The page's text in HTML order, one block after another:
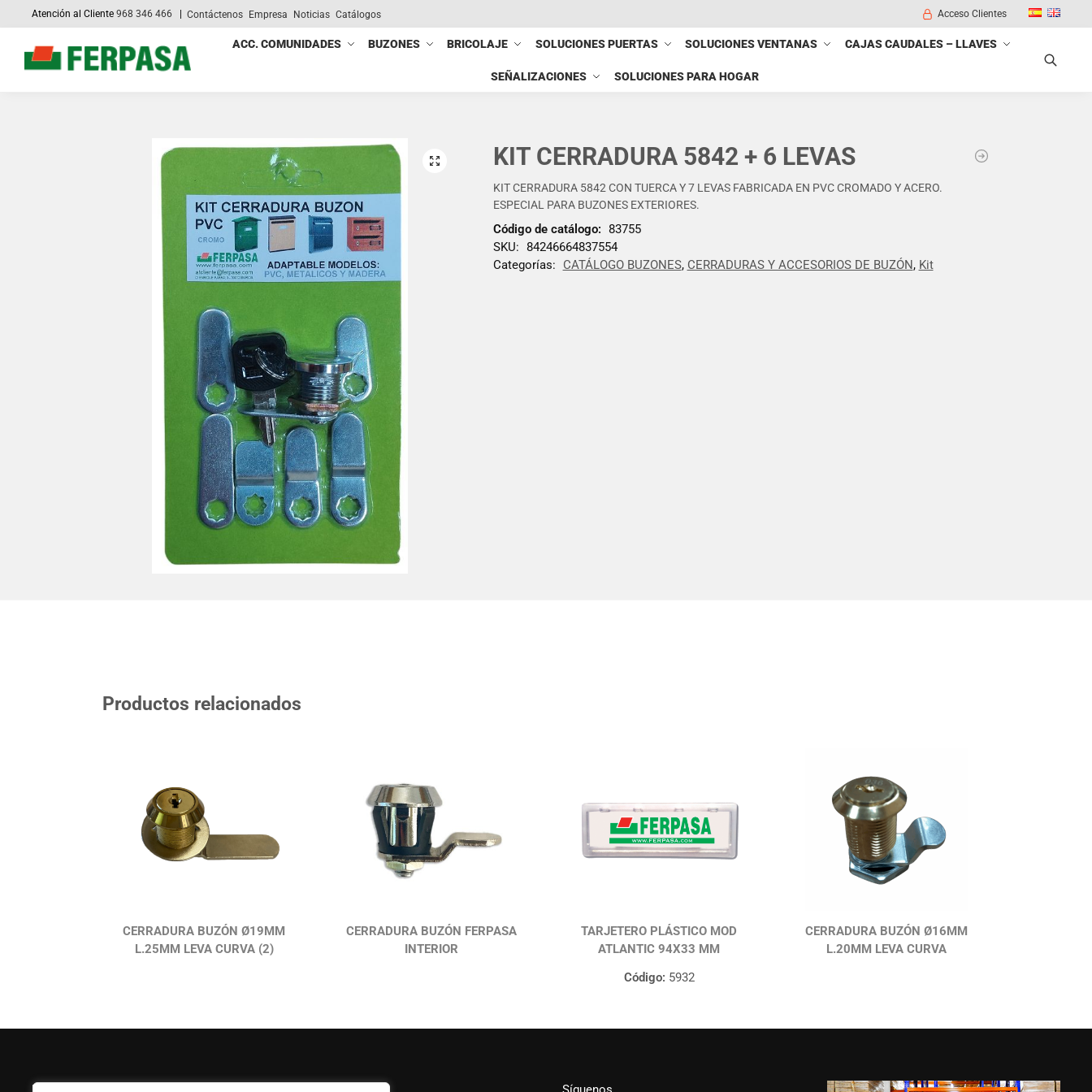
Atención al Cliente968 346 466 Contáctenos Empresa Noticias Catálogos Acceso Clientes
ACC. COMUNIDADES BUZONES BRICOLAJE SOLUCIONES PUERTAS SOLUCIONES VENTANAS CAJAS CAUDALES – LLAVES
SEÑALIZACIONES SOLUCIONES PARA HOGAR
Search
KIT CERRADURA 5842 + 6 LEVAS
Código de catálogo: 83755
SKU: 84246664837554
Categorías:
CATÁLOGO BUZONES, CERRADURAS Y ACCESORIOS DE BUZÓN, Kit
KIT CERRADURA 5842 CON TUERCA Y 7 LEVAS FABRICADA EN PVC CROMADO Y ACERO.
ESPECIAL PARA BUZONES EXTERIORES.
Productos relacionados
CERRADURA BUZÓN Ø19MM
L.25MM LEVA CURVA (2)
CERRADURA BUZÓN FERPASA
INTERIOR
TARJETERO PLÁSTICO MOD
ATLANTIC 94X33 MM
Código: 5932
CERRADURA BUZÓN Ø16MM
L.20MM LEVA CURVA